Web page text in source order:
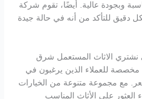
وبجودة عالية. أيضًا، تقوم شركة
دقيق للتأكد من أنه في حالة جيدة
نشتري الاثاث المستعمل شرق
مخصصة للعملاء الذين يرغبون في
مع مجموعة متنوعة من الخيارات
العثور على الأثاث المناسب